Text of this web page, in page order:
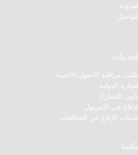
مراقبة الأصول الأجنبية
الدولية
الجمارك
في الإنتربول
الإبلاغ عن المخالفات